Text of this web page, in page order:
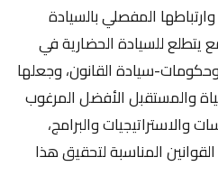
المفصلي بالسيادة
يتطلع للسيادة الحضارية في
سيادة القانون، وجعلها
والمستقبل الأفضل المرغوب
والبرامج،
المناسبة لتحقيق هذا